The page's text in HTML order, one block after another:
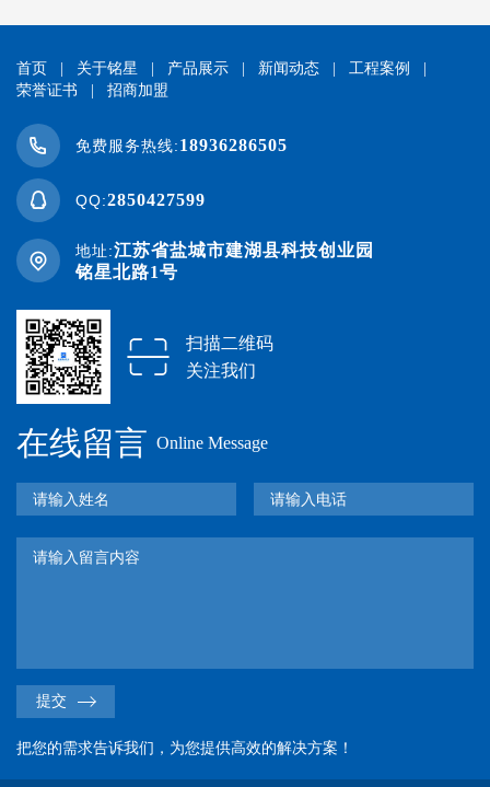
首页 关于铭星 产品展示 新闻动态 工程案例
荣誉证书
招商加盟
免费服务热线:18936286505
QQ:2850427599
地址:江苏省盐城市建湖县科技创业园
铭星北路1号
扫描二维码
关注我们
在线留言 Online Message
提交
把您的需求告诉我们，为您提供高效的解决方案！